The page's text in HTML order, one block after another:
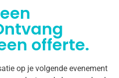
offerte.
op je volgende evenement